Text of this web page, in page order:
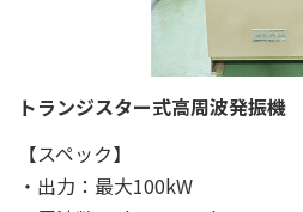
トランジスター式高周波発振機
【スペック】
・出力：最大100kW